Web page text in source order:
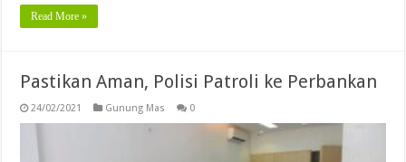
Read More »
Pastikan Aman, Polisi Patroli ke Perbankan
24/02/2021 Gunung Mas 0